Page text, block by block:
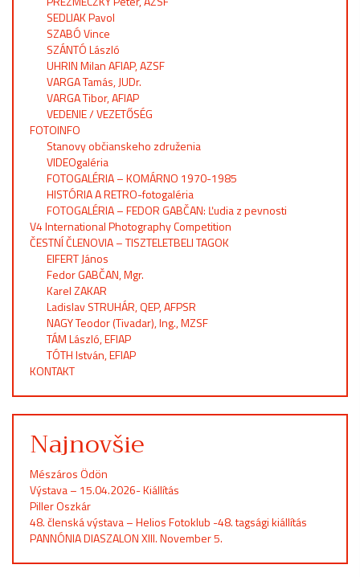
SEDLIAK Pavol
SZABÓ Vince
SZÁNTÓ László
UHRIN Milan AFIAP, AZSF
VARGA Tamás, JUDr.
VARGA Tibor, AFIAP
VEDENIE / VEZETŐSÉG
FOTOINFO
Stanovy občianskeho združenia
VIDEOgaléria
FOTOGALÉRIA – KOMÁRNO 1970-1985
HISTÓRIA A RETRO-fotogaléria
FOTOGALÉRIA – FEDOR GABČAN: Ľudia z pevnosti
V4 International Photography Competition
ČESTNÍ ČLENOVIA – TISZTELETBELI TAGOK
EIFERT János
Fedor GABČAN, Mgr.
Karel ZAKAR
Ladislav STRUHÁR, QEP, AFPSR
NAGY Teodor (Tivadar), Ing., MZSF
TÁM László, EFIAP
TÓTH István, EFIAP
KONTAKT
Najnovšie
Mészáros Ödön
Výstava – 15.04.2026- Kiállítás
Piller Oszkár
48. členská výstava – Helios Fotoklub -48. tagsági kiállítás
PANNÓNIA DIASZALON XIII. November 5.